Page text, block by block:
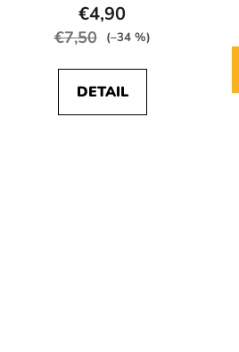
€4,90
€7,50 (–34 %)
DETAIL